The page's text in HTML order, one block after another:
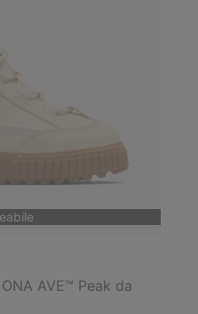
AVE™ Peak da